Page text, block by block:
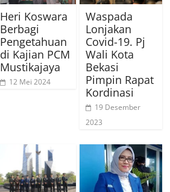
Heri Koswara
Berbagi
Pengetahuan
di Kajian PCM
Mustikajaya
12 Mei 2024
Waspada
Lonjakan
Covid-19. Pj
Wali Kota
Bekasi
Pimpin Rapat
Kordinasi
19 Desember
2023